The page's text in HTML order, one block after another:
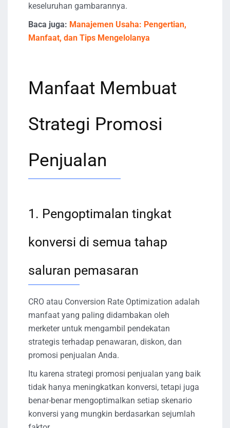
keseluruhan gambarannya.
Baca juga: Manajemen Usaha: Pengertian,
Manfaat, dan Tips Mengelolanya
Manfaat Membuat
Strategi Promosi
Penjualan
1. Pengoptimalan tingkat
konversi di semua tahap
saluran pemasaran
CRO atau Conversion Rate Optimization adalah
manfaat yang paling didambakan oleh
merketer untuk mengambil pendekatan
strategis terhadap penawaran, diskon, dan
promosi penjualan Anda.
Itu karena strategi promosi penjualan yang baik
tidak hanya meningkatkan konversi, tetapi juga
benar-benar mengoptimalkan setiap skenario
konversi yang mungkin berdasarkan sejumlah